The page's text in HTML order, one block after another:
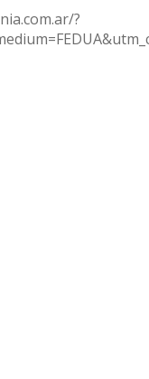
?